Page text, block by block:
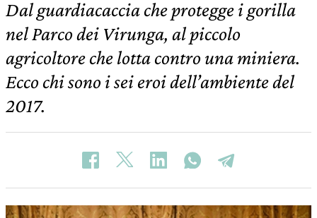
Dal guardiacaccia che protegge i gorilla
nel Parco dei Virunga, al piccolo
agricoltore che lotta contro una miniera.
Ecco chi sono i sei eroi dell’ambiente del
2017.